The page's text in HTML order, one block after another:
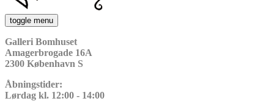
toggle menu
Galleri Bomhuset
Amagerbrogade 16A
2300 København S
Åbningstider:
Lørdag kl. 12:00 - 14:00